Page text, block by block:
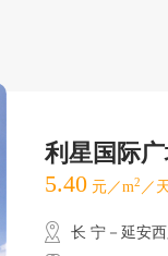
利星国际
5.40 元／m2 ／
长 宁－延安